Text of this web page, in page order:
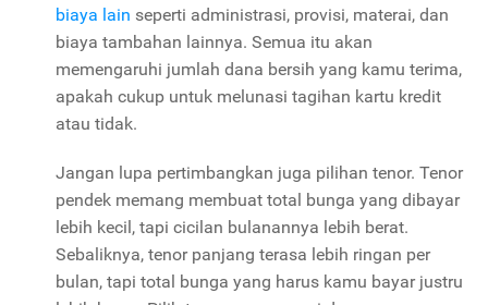
biaya lain seperti administrasi, provisi, materai, dan
biaya tambahan lainnya. Semua itu akan
memengaruhi jumlah dana bersih yang kamu terima,
apakah cukup untuk melunasi tagihan kartu kredit
atau tidak.
Jangan lupa pertimbangkan juga pilihan tenor. Tenor
pendek memang membuat total bunga yang dibayar
lebih kecil, tapi cicilan bulanannya lebih berat.
Sebaliknya, tenor panjang terasa lebih ringan per
bulan, tapi total bunga yang harus kamu bayar justru